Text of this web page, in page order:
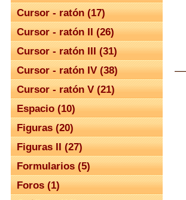
Cursor - ratón (17)
Cursor - ratón II (26)
Cursor - ratón III (31)
Cursor - ratón IV (38)
Cursor - ratón V (21)
Espacio (10)
Figuras (20)
Figuras II (27)
Formularios (5)
Foros (1)